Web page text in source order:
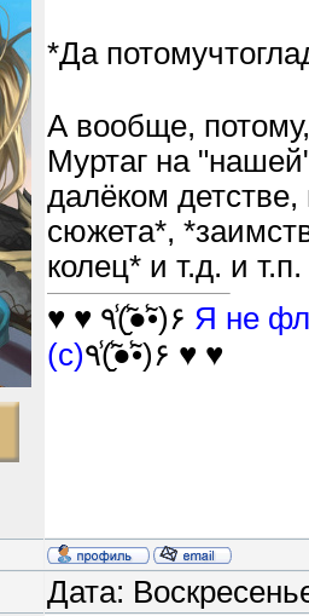
*Да
А вообще,
Муртаг на
далёком детстве,
сюжета*,
колец* и т.д. и т.п.
♥ ♥ ٩(̾●̮̮̃̾•̃̾)۶ Я не
(с) ٩(̾●̮̮̃̾•̃̾)۶ ♥ ♥
Дата: